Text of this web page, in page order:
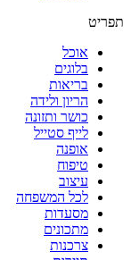
תפריט
אוכל
בלוגים
בריאות
הריון ולידה
כושר ותזונה
לייף סטייל
אופנה
טיפוח
עיצוב
לכל המשפחה
מסעדות
מתכונים
צרכנות